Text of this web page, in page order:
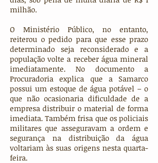
milhão.
O Ministério Público, no entanto,
reiterou o pedido para que esse prazo
determinado seja reconsiderado e a
população volte a receber água mineral
imediatamente. No documento a
Procuradoria explica que a Samarco
possui um estoque de água potável – o
que não ocasionaria dificuldade de a
empresa distribuir o material de forma
imediata. Também frisa que os policiais
militares que asseguravam a ordem e
segurança na distribuição da água
voltariam às suas origens nesta quarta-
feira.